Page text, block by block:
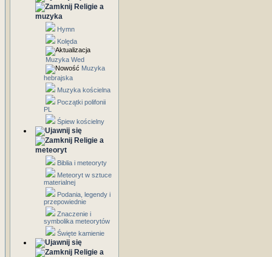
Religie a
muzyka
Hymn
Kolęda
Muzyka Wed
Muzyka
hebrajska
Muzyka kościelna
Początki polifonii
PL
Śpiew kościelny
Religie a
meteoryt
Biblia i meteoryty
Meteoryt w sztuce
materialnej
Podania, legendy i
przepowiednie
Znaczenie i
symbolika meteorytów
Święte kamienie
Religie a